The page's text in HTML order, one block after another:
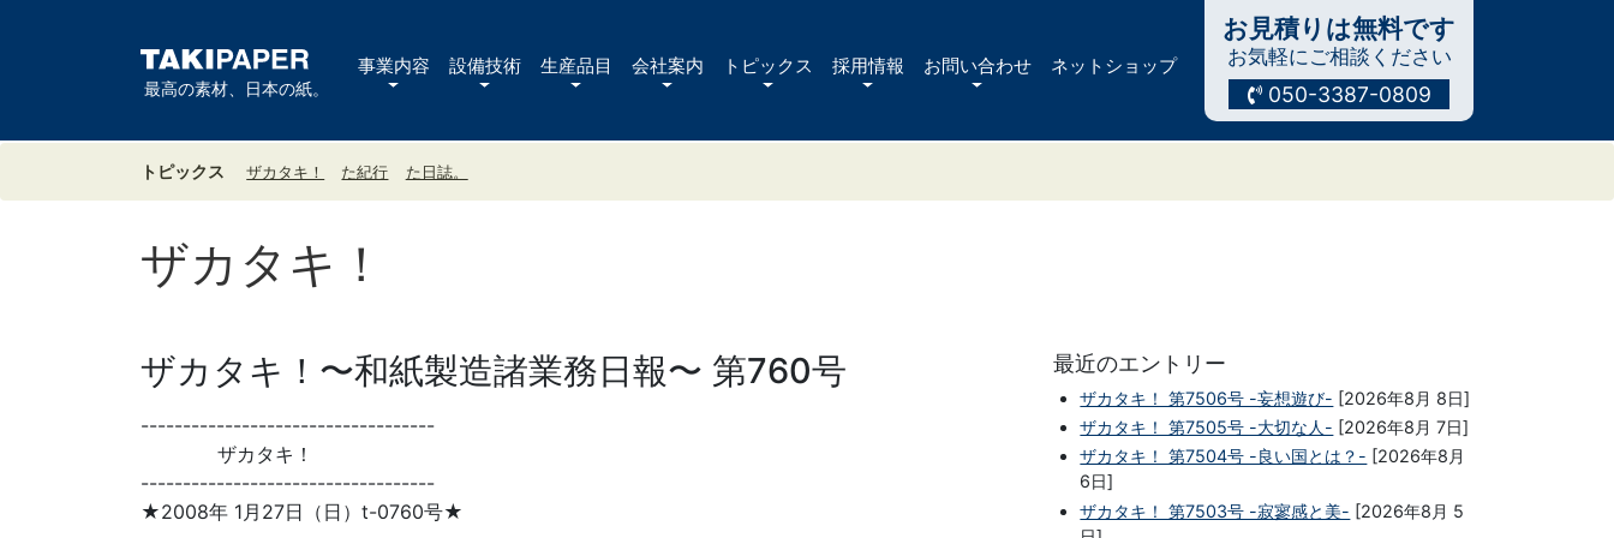
最高の素材、日本の紙。
事業内容 設備技術 生産品目 会社案内 トピックス 採用情報 お問い合わせ ネットショップ
お見積りは無料です
お気軽にご相談ください
050-3387-0809
トピックス ザカタキ！ た紀行 た日誌。
ザカタキ！
ザカタキ！〜和紙製造諸業務日報〜 第760号
-----------------------------------
ザカタキ！
-----------------------------------
★2008年 1月27日（日）t-0760号★
最近のエントリー
ザカタキ！ 第7506号 -妄想遊び- [2026年8月 8日]
ザカタキ！ 第7505号 -大切な人- [2026年8月 7日]
ザカタキ！ 第7504号 -良い国とは？- [2026年8月
6日]
ザカタキ！ 第7503号 -寂寥感と美- [2026年8月 5